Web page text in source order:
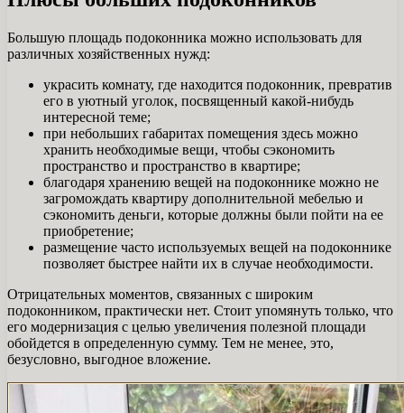
Большую площадь подоконника можно использовать для
различных хозяйственных нужд:
украсить комнату, где находится подоконник, превратив
его в уютный уголок, посвященный какой-нибудь
интересной теме;
при небольших габаритах помещения здесь можно
хранить необходимые вещи, чтобы сэкономить
пространство и пространство в квартире;
благодаря хранению вещей на подоконнике можно не
загромождать квартиру дополнительной мебелью и
сэкономить деньги, которые должны были пойти на ее
приобретение;
размещение часто используемых вещей на подоконнике
позволяет быстрее найти их в случае необходимости.
Отрицательных моментов, связанных с широким
подоконником, практически нет. Стоит упомянуть только, что
его модернизация с целью увеличения полезной площади
обойдется в определенную сумму. Тем не менее, это,
безусловно, выгодное вложение.